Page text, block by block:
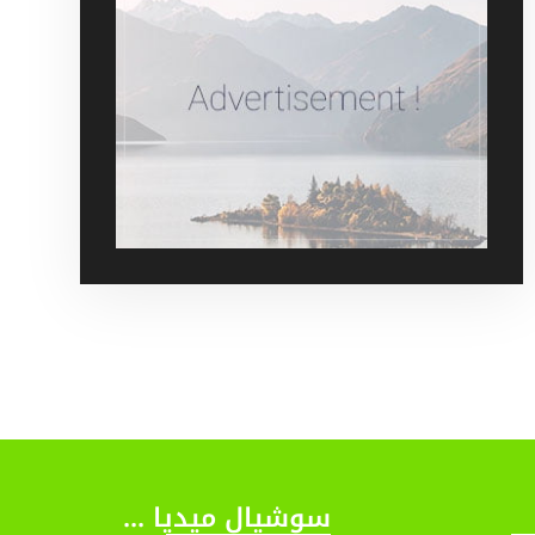
سوشيال ميديا ...